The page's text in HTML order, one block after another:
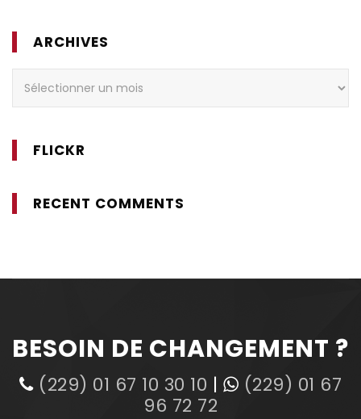
ARCHIVES
FLICKR
RECENT COMMENTS
BESOIN DE CHANGEMENT ?
(229) 01 67 10 30 10 |
(229) 01 67
96 72 72